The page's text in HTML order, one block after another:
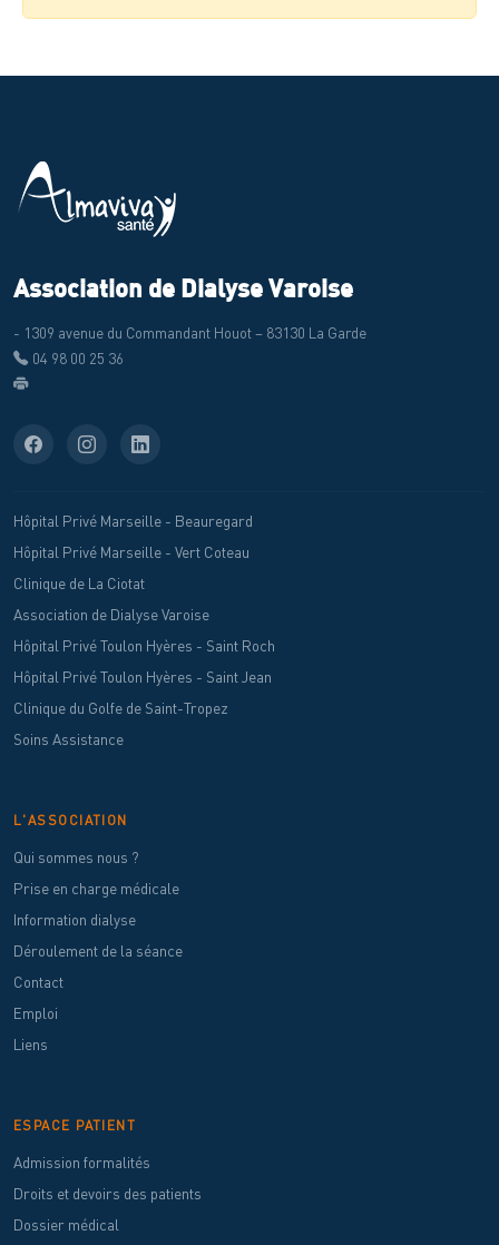
Association de Dialyse Varoise
- 1309 avenue du Commandant Houot – 83130 La Garde
04 98 00 25 36
Hôpital Privé Marseille - Beauregard
Hôpital Privé Marseille - Vert Coteau
Clinique de La Ciotat
Association de Dialyse Varoise
Hôpital Privé Toulon Hyères - Saint Roch
Hôpital Privé Toulon Hyères - Saint Jean
Clinique du Golfe de Saint-Tropez
Soins Assistance
L'ASSOCIATION
Qui sommes nous ?
Prise en charge médicale
Information dialyse
Déroulement de la séance
Contact
Emploi
Liens
ESPACE PATIENT
Admission formalités
Droits et devoirs des patients
Dossier médical